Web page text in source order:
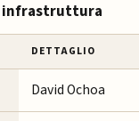
infrastruttura
DETTAGLIO
David Ochoa